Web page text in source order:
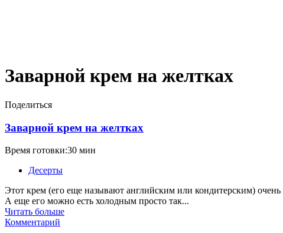
Заварной крем на желтках
Поделиться
Заварной крем на желтках
Время готовки:30 мин
Десерты
Этот крем (его еще называют английским или кондитерским)
А еще его можно есть холодным просто так...
Читать больше
Комментарий